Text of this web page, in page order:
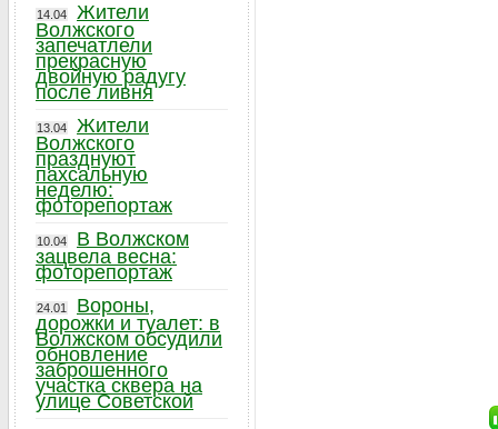
14.04
Жители
Волжского
запечатлели
прекрасную
двойную радугу
после ливня
13.04
Жители
Волжского
празднуют
пахсальную
неделю:
фоторепортаж
10.04
В Волжском
зацвела весна:
фоторепортаж
24.01
Вороны,
дорожки и туалет: в
Волжском обсудили
обновление
заброшенного
участка сквера на
улице Советской